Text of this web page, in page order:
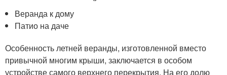
Веранда к дому
Патио на даче
Особенность летней веранды, изготовленной вместо
привычной многим крыши, заключается в особом
устройстве самого верхнего перекрытия. На его долю